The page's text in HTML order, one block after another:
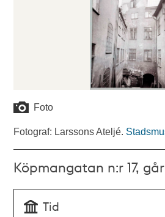
Foto
Fotograf: Larssons Ateljé.
Köpmangatan n:r 17,
Tid